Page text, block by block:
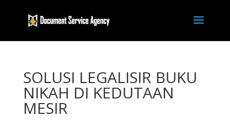
SOLUSI LEGALISIR BUKU
NIKAH DI KEDUTAAN
MESIR